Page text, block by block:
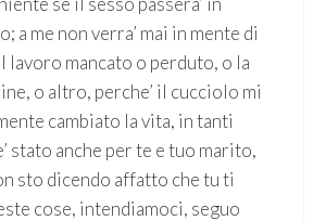
a me non verra’ mai in mente di
lavoro mancato o perduto, o la
o altro, perche’ il cucciolo mi
cambiato la vita, in tanti
stato anche per te e tuo marito,
sto dicendo affatto che tu ti
cose, intendiamoci, seguo